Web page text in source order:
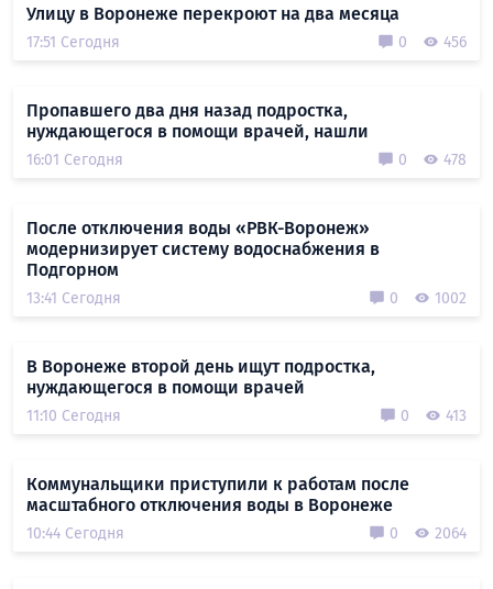
Улицу в Воронеже перекроют на два месяца
17:51 Сегодня 0 456
Пропавшего два дня назад подростка,
нуждающегося в помощи врачей, нашли
16:01 Сегодня 0 478
После отключения воды «РВК-Воронеж»
модернизирует систему водоснабжения в
Подгорном
13:41 Сегодня 0 1002
В Воронеже второй день ищут подростка,
нуждающегося в помощи врачей
11:10 Сегодня 0 413
Коммунальщики приступили к работам после
масштабного отключения воды в Воронеже
10:44 Сегодня 0 2064